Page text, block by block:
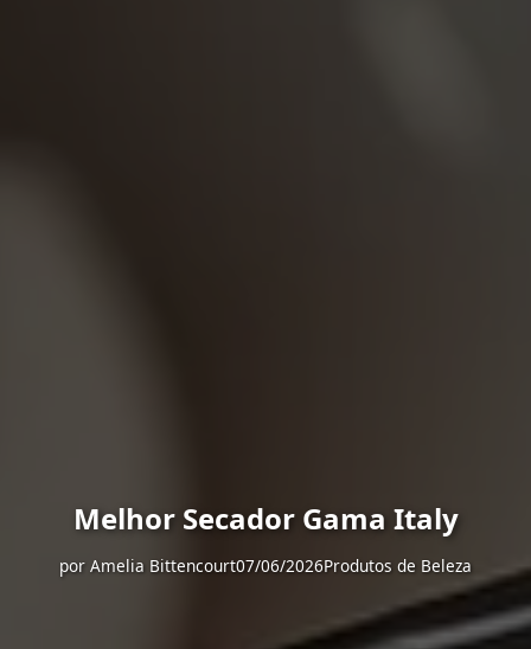
Melhor Secador Gama Italy
por Amelia Bittencourt07/06/2026Produtos de Beleza